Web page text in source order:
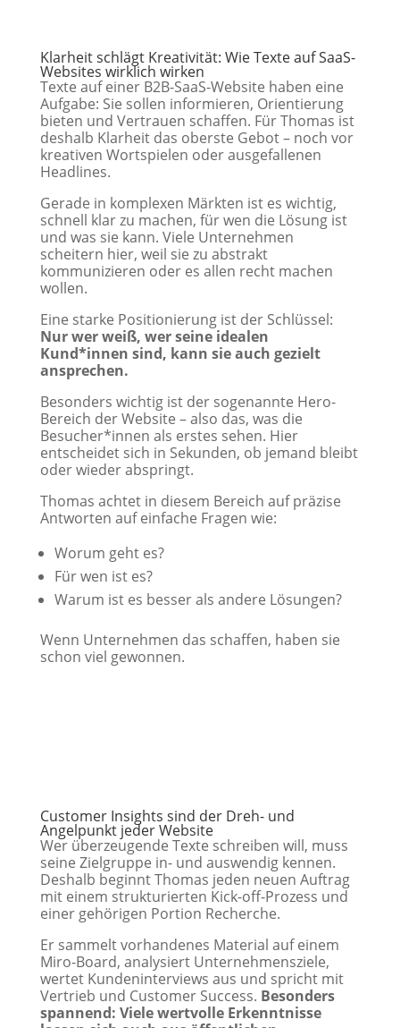
Klarheit schlägt Kreativität: Wie Texte auf SaaS-
Websites wirklich wirken
Texte auf einer B2B-SaaS-Website haben eine
Aufgabe: Sie sollen informieren, Orientierung
bieten und Vertrauen schaffen. Für Thomas ist
deshalb Klarheit das oberste Gebot – noch vor
kreativen Wortspielen oder ausgefallenen
Headlines.
Gerade in komplexen Märkten ist es wichtig,
schnell klar zu machen, für wen die Lösung ist
und was sie kann. Viele Unternehmen
scheitern hier, weil sie zu abstrakt
kommunizieren oder es allen recht machen
wollen.
Eine starke Positionierung ist der Schlüssel:
Nur wer weiß, wer seine idealen
Kund*innen sind, kann sie auch gezielt
ansprechen.
Besonders wichtig ist der sogenannte Hero-
Bereich der Website – also das, was die
Besucher*innen als erstes sehen. Hier
entscheidet sich in Sekunden, ob jemand bleibt
oder wieder abspringt.
Thomas achtet in diesem Bereich auf präzise
Antworten auf einfache Fragen wie:
Worum geht es?
Für wen ist es?
Warum ist es besser als andere Lösungen?
Wenn Unternehmen das schaffen, haben sie
schon viel gewonnen.
Customer Insights sind der Dreh- und
Angelpunkt jeder Website
Wer überzeugende Texte schreiben will, muss
seine Zielgruppe in- und auswendig kennen.
Deshalb beginnt Thomas jeden neuen Auftrag
mit einem strukturierten Kick-off-Prozess und
einer gehörigen Portion Recherche.
Er sammelt vorhandenes Material auf einem
Miro-Board, analysiert Unternehmensziele,
wertet Kundeninterviews aus und spricht mit
Vertrieb und Customer Success. Besonders
spannend: Viele wertvolle Erkenntnisse